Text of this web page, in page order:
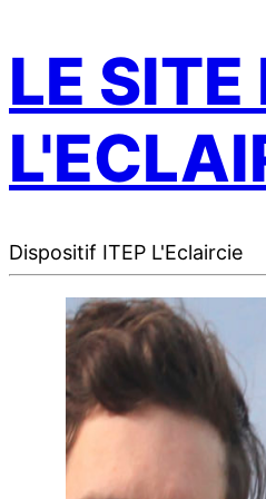
LE
Dispositif ITEP L'Eclaircie